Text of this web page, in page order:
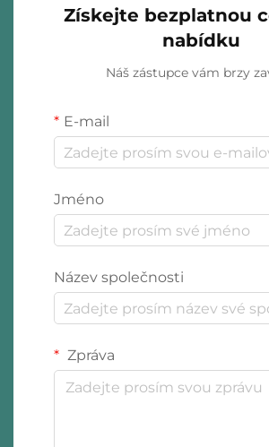
Získejte bezplatnou
nabídku
Náš zástupce vám brzy
E-mail
Jméno
Název společnosti
Zpráva